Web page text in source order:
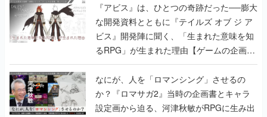
『アビス』は、ひとつの奇跡だった──膨大
な開発資料とともに『テイルズ オブ ジ ア
ビス』開発陣に聞く、「生まれた意味を知
るRPG」が生まれた理由【ゲームの企画
書】
なにが、人を「ロマンシング」させるの
か？『ロマサガ2』当時の企画書とキャラ
設定画から迫る、河津秋敏がRPGに生み出